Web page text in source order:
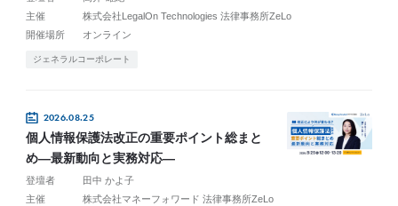
主催
株式会社LegalOn Technologies 法律事務所ZeLo
開催場所
オンライン
ジェネラルコーポレート
2026.08.25
個人情報保護法改正の重要ポイント総まと
め―最新動向と実務対応―
登壇者
田中 かよ子
主催
株式会社マネーフォワード 法律事務所ZeLo